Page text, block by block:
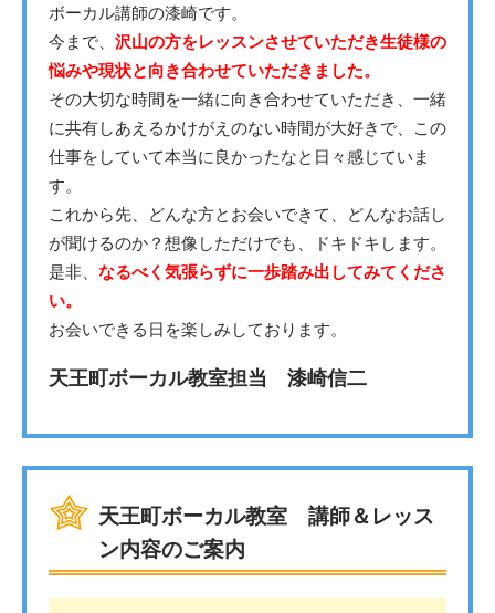
ボーカル講師の漆崎です。
今まで、 沢山の方をレッスンさせていただき生徒様の
悩みや現状と向き合わせていただきました。
その大切な時間を一緒に向き合わせていただき、一緒
に共有しあえるかけがえのない時間が大好きで、この
仕事をしていて本当に良かったなと日々感じていま
す。
これから先、どんな方とお会いできて、どんなお話し
が聞けるのか？想像しただけでも、ドキドキします。
是非、 なるべく気張らずに一歩踏み出してみてくださ
い。
お会いできる日を楽しみしております。
天王町ボーカル教室担当 漆崎信二
天王町ボーカル教室 講師＆レッス
ン内容のご案内